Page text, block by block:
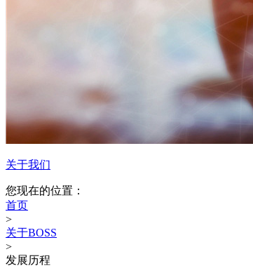
关于我们
您现在的位置：
首页
>
关于BOSS
>
发展历程